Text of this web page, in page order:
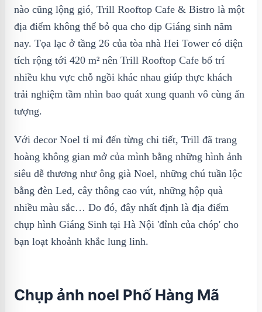
nào cũng lộng gió, Trill Rooftop Cafe & Bistro là một
địa điểm không thể bỏ qua cho dịp Giáng sinh năm
nay. Tọa lạc ở tầng 26 của tòa nhà Hei Tower có diện
tích rộng tới 420 m² nên Trill Rooftop Cafe bố trí
nhiều khu vực chỗ ngồi khác nhau giúp thực khách
trải nghiệm tầm nhìn bao quát xung quanh vô cùng ấn
tượng.
Với decor Noel tỉ mỉ đến từng chi tiết, Trill đã trang
hoàng không gian mở của mình bằng những hình ảnh
siêu dễ thương như ông già Noel, những chú tuần lộc
bằng đèn Led, cây thông cao vút, những hộp quà
nhiều màu sắc… Do đó, đây nhất định là địa điểm
chụp hình Giáng Sinh tại Hà Nội 'đỉnh của chóp' cho
bạn loạt khoảnh khắc lung linh.
Chụp ảnh noel Phố Hàng Mã